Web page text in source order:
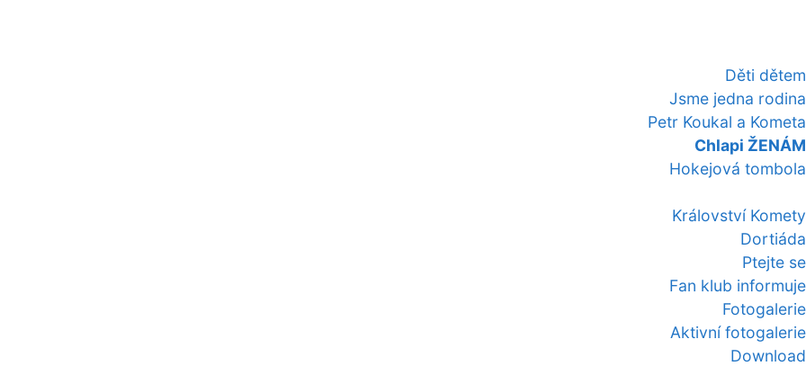
Děti dětem
Jsme jedna rodina
Petr Koukal a Kometa
Chlapi ŽENÁM
Hokejová tombola
Království Komety
Dortiáda
Ptejte se
Fan klub informuje
Fotogalerie
Aktivní fotogalerie
Download